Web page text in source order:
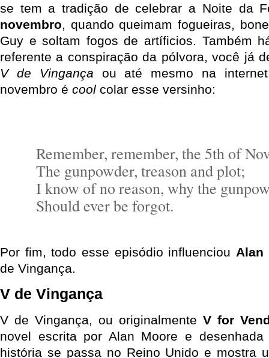
se tem a tradição de celebrar a Noite da
novembro, quando queimam fogueiras,
Guy e soltam fogos de artíficios. Também
referente a conspiração da pólvora, você já
V de Vingança ou até mesmo na
novembro é cool colar esse versinho:
Remember, remember, the 5th of
The gunpowder, treason and plot;
I know of no reason, why the
Should ever be forgot.
Por fim, todo esse episódio influenciou Alan
de Vingança.
V de Vingança
V de Vingança, ou originalmente V for
novel escrita por Alan Moore e
história se passa no Reino Unido e mostra